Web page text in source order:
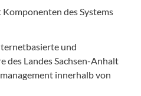
des Systems
und
des Landes Sachsen-Anhalt
innerhalb von